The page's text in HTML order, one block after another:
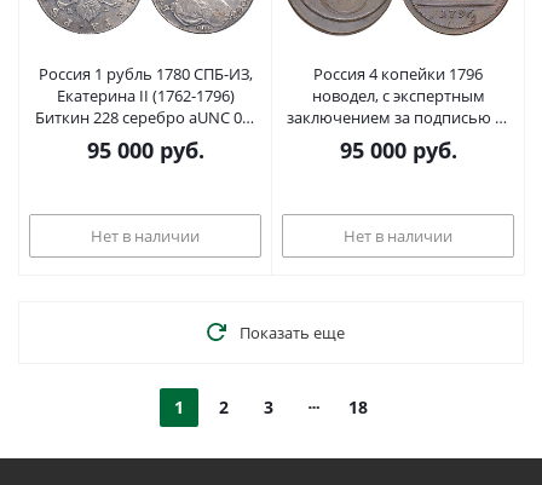
Россия 1 рубль 1780 СПБ-ИЗ,
Екатерина II (1762-1796)
Биткин 228 серебро aUNC 00-
000-00
95 000руб.
Нет в наличии
Россия 4 копейки 1796
новодел, с экспертным
заключением за подписью И.
В. Ширякова Биткин Н 923 (R2),
Дьяков - медь aUNC 00-000-00
95 000руб.
Нет в наличии
Показать еще
1 2 3 18